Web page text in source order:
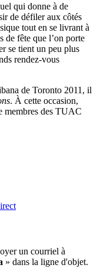
qui donne à de
de défiler aux côtés
tout en se livrant à
de fête que l’on porte
se tient un peu plus
rendez-vous
de Toronto 2011, il
. À cette occasion,
membres des TUAC
un courriel à
» dans la ligne d'objet.